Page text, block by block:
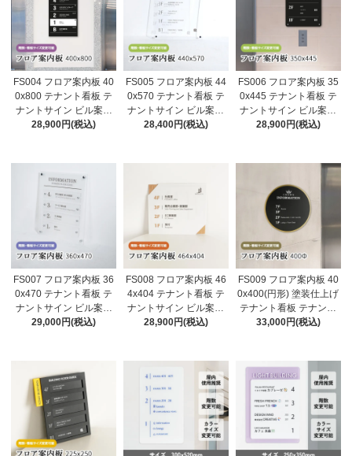
FS004 フロア案内板 40
0x800 テナント看板 テ
ナントサイン ビル案内
板 注文製作 アクリル 看
28,900円(税込)
FS005 フロア案内板 44
0x570 テナント看板 テ
ナントサイン ビル案内
板 注文製作 アクリル 看
28,400円(税込)
FS006 フロア案内板 35
0x445 テナント看板 テ
ナントサイン ビル案内
板 注文製作 アクリル 看
28,900円(税込)
FS007 フロア案内板 36
0x470 テナント看板 テ
ナントサイン ビル案内
板 注文製作 アクリル 看
29,000円(税込)
FS008 フロア案内板 46
4x404 テナント看板 テ
ナントサイン ビル案内
板 注文製作 アクリル 看
28,900円(税込)
FS009 フロア案内板 40
0x400(円形) 塗装仕上げ
テナント看板 テナント
サイン ビル案内板 注文
33,000円(税込)